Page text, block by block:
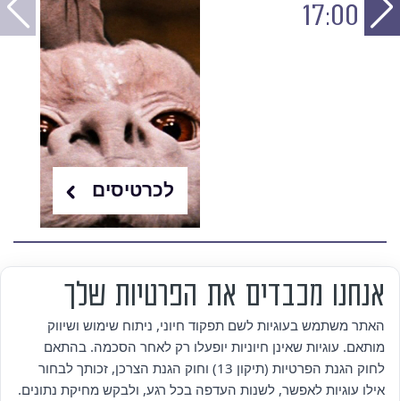
17:00
לכרטיסים
אזור אישי
מדיניות פרטיות
אנחנו מכבדים את הפרטיות שלך
האתר משתמש בעוגיות לשם תפקוד חיוני, ניתוח שימוש ושיווק
מותאם. עוגיות שאינן חיוניות יופעלו רק לאחר הסכמה. בהתאם
לחוק הגנת הפרטיות (תיקון 13) וחוק הגנת הצרכן, זכותך לבחור
אילו עוגיות לאפשר, לשנות העדפה בכל רגע, ולבקש מחיקת נתונים.